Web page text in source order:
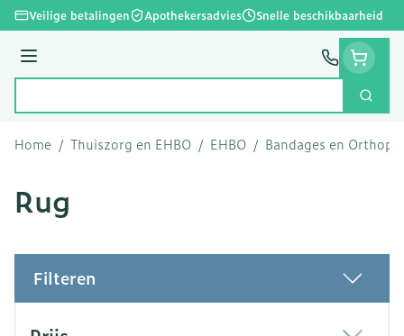
Ga naar de inhoud
Veilige betalingen Apothekersadvies Snelle beschikbaarheid
Menu
Zoek
Home / Thuiszorg en EHBO / EHBO / Bandages en
Rug
Filteren